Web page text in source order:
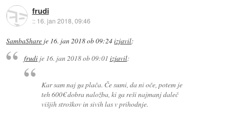
frudi
:: 16. jan 2018, 09:46
SambaShare je 16. jan 2018 ob 09:24izjavil:
frudije 16. jan 2018 ob 09:01 izjavil:
Kar sam naj ga plača. Če sumi, da ni oče, potem je
teh 600€ dobra naložba, ki ga reši najmanj daleč
višjih stroškov in sivih las v prihodnje.